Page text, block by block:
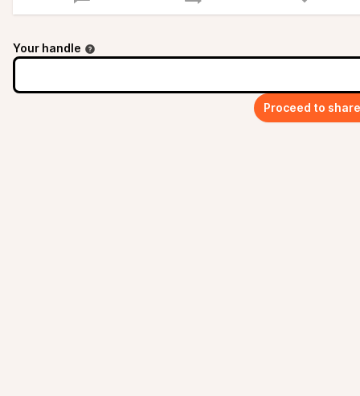
Your handle
Proceed to share